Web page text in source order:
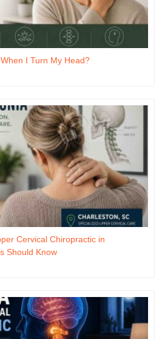
I Turn My Head?
Cervical Chiropractic in
Should Know